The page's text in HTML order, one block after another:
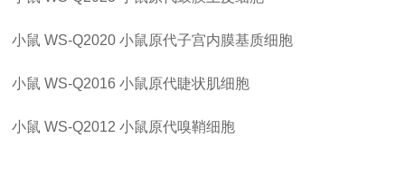
小鼠 WS-Q2020 小鼠原代子宫内膜基质细胞
小鼠 WS-Q2016 小鼠原代睫状肌细胞
小鼠 WS-Q2012 小鼠原代嗅鞘细胞